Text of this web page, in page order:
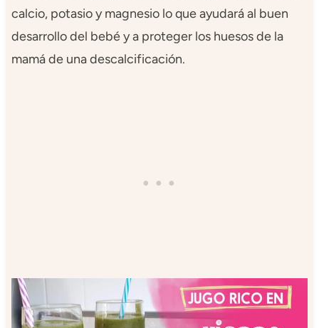
calcio, potasio y magnesio lo que ayudará al buen
desarrollo del bebé y a proteger los huesos de la
mamá de una descalcificación.